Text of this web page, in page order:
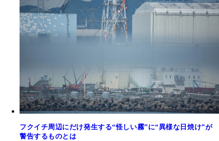
フクイチ周辺にだけ発生する“怪しい霧”に“異様な日焼け”が
警告するものとは